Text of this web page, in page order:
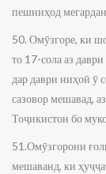
пешниҳод
50. Омӯзгоре, ки
то 17-сола аз
дар даври ниҳоӣ ӯ
сазовор мешавад,
Тоҷикистон бо
51.Омӯзгорони
мешаванд, ки